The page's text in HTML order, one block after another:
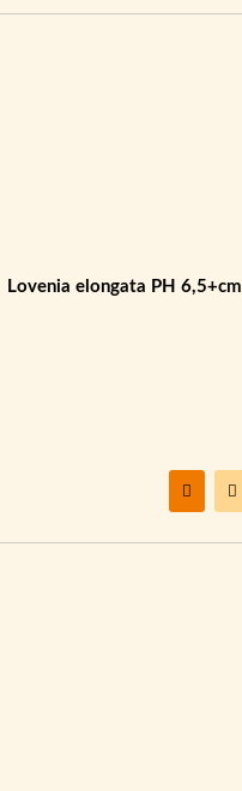
Lovenia elongata PH 6,5+cm